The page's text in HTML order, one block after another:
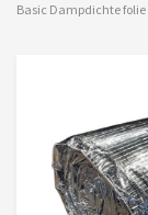
Basic Dampdichte folie